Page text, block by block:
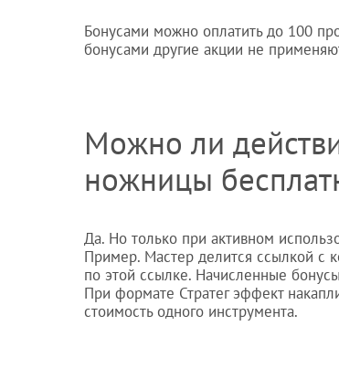
Бонусами можно оплатить до 100
бонусами другие акции не
Можно ли
ножницы
Да. Но только при активном
Пример. Мастер делится ссылкой с
по этой ссылке. Начисленные
При формате Стратег эффект
стоимость одного инструмента.